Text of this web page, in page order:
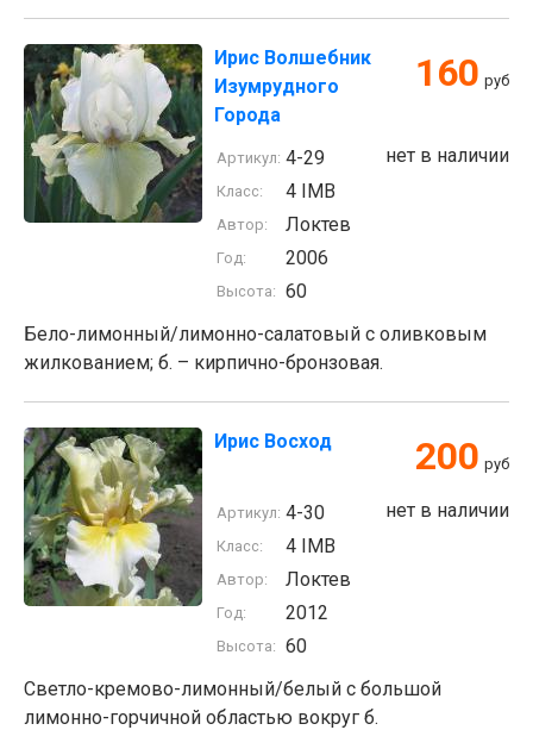
Ирис Волшебник
Изумрудного
Города
160 руб
нет в наличии
Артикул: 4-29
Класс: 4 IMB
Автор: Локтев
Год: 2006
Высота: 60
Бело-лимонный/лимонно-салатовый с оливковым
жилкованием; б. – кирпично-бронзовая.
Ирис Восход 200 руб
нет в наличии
Артикул: 4-30
Класс: 4 IMB
Автор: Локтев
Год: 2012
Высота: 60
Cветло-кремово-лимонный/белый с большой
лимонно-горчичной областью вокруг б.